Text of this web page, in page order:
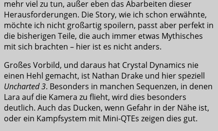
mehr viel zu tun, außer eben das Abarbeiten dieser
Herausforderungen. Die Story, wie ich schon erwähnte,
möchte ich nicht großartig spoilern, passt aber perfekt in
die bisherigen Teile, die auch immer etwas Mythisches
mit sich brachten – hier ist es nicht anders.
Großes Vorbild, und daraus hat Crystal Dynamics nie
einen Hehl gemacht, ist Nathan Drake und hier speziell
Uncharted 3. Besonders in manchen Sequenzen, in denen
Lara auf die Kamera zu flieht, wird dies besonders
deutlich. Auch das Ducken, wenn Gefahr in der Nähe ist,
oder ein Kampfsystem mit Mini-QTEs zeigen dies gut.